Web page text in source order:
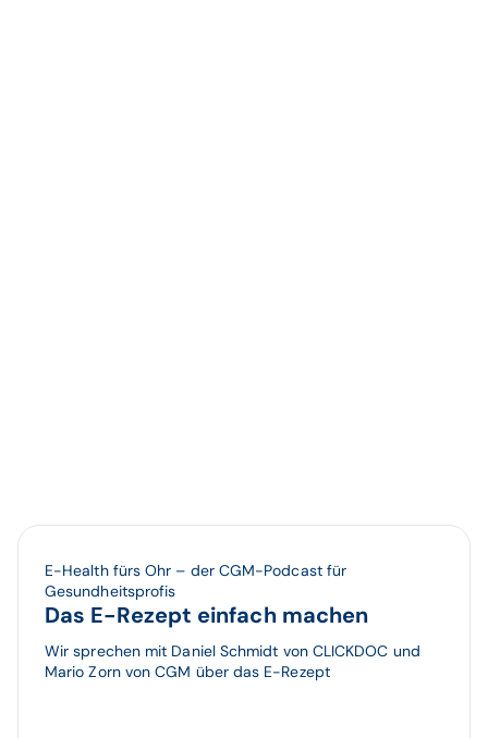
E-Health fürs Ohr – der CGM-Podcast für
Gesundheitsprofis
Das E-Rezept einfach machen
Wir sprechen mit Daniel Schmidt von CLICKDOC und
Mario Zorn von CGM über das E-Rezept